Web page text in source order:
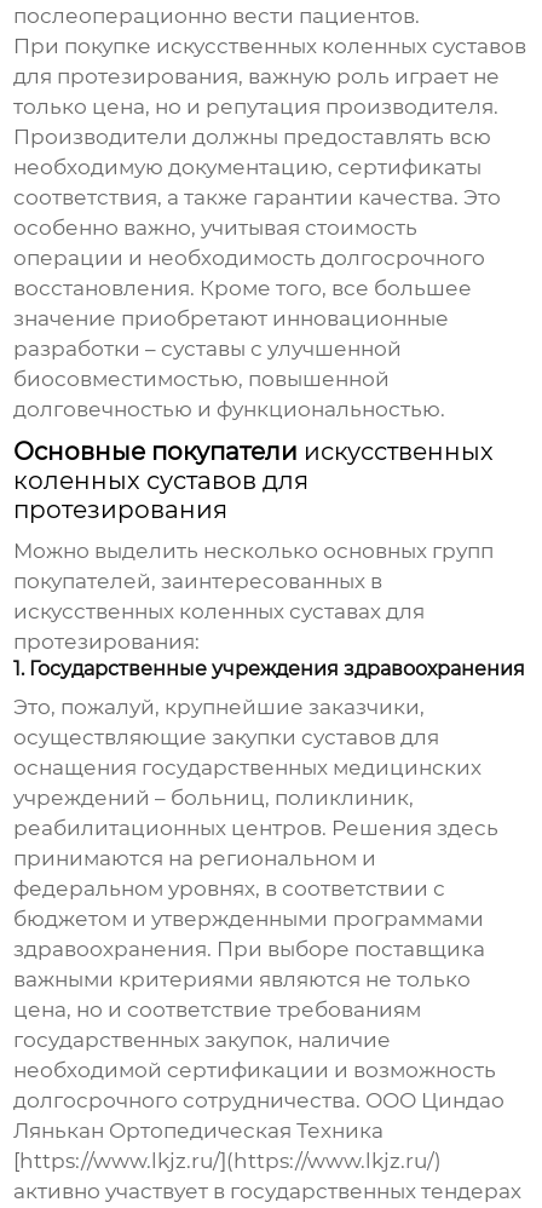
послеоперационно вести пациентов.
При покупке искусственных коленных суставов
для протезирования, важную роль играет не
только цена, но и репутация производителя.
Производители должны предоставлять всю
необходимую документацию, сертификаты
соответствия, а также гарантии качества. Это
особенно важно, учитывая стоимость
операции и необходимость долгосрочного
восстановления. Кроме того, все большее
значение приобретают инновационные
разработки – суставы с улучшенной
биосовместимостью, повышенной
долговечностью и функциональностью.
Основные покупатели искусственных
коленных суставов для
протезирования
Можно выделить несколько основных групп
покупателей, заинтересованных в
искусственных коленных суставах для
протезирования:
1. Государственные учреждения здравоохранения
Это, пожалуй, крупнейшие заказчики,
осуществляющие закупки суставов для
оснащения государственных медицинских
учреждений – больниц, поликлиник,
реабилитационных центров. Решения здесь
принимаются на региональном и
федеральном уровнях, в соответствии с
бюджетом и утвержденными программами
здравоохранения. При выборе поставщика
важными критериями являются не только
цена, но и соответствие требованиям
государственных закупок, наличие
необходимой сертификации и возможность
долгосрочного сотрудничества. ООО Циндао
Лянькан Ортопедическая Техника
[https://www.lkjz.ru/](https://www.lkjz.ru/)
активно участвует в государственных тендерах